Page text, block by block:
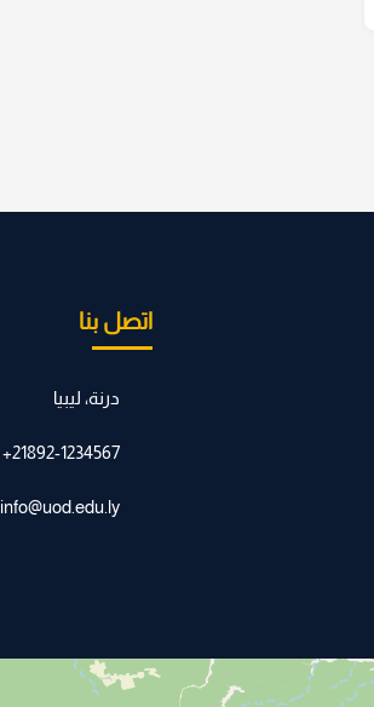
اتصل بنا
درنة، ليبيا
21892-1234567+
info@uod.edu.ly